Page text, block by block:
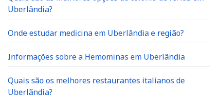
Uberlândia?
Onde estudar medicina em Uberlândia e região?
Informações sobre a Hemominas em Uberlândia
Quais são os melhores restaurantes italianos de
Uberlãndia?